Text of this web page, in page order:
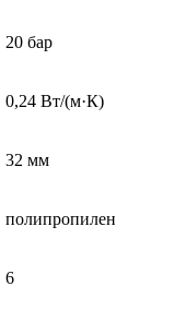
20 бар
0,24 Вт/(м·К)
32 мм
полипропилен
6